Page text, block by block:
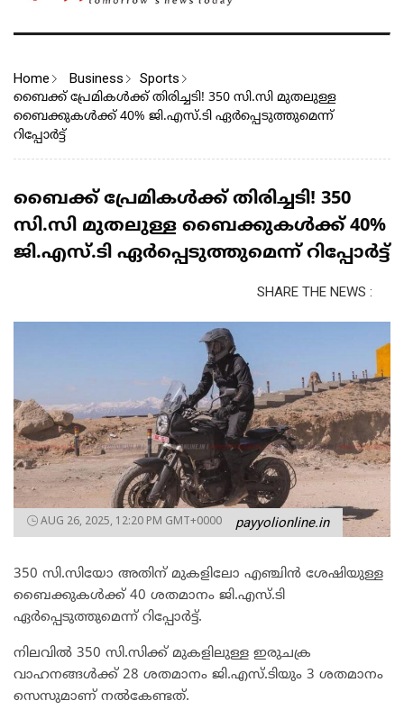
Home Business Sports
ബൈക്ക് പ്രേമികള്‍ക്ക് തിരിച്ചടി! 350 സി.സി മുതലുള്ള
ബൈക്കുകള്‍ക്ക് 40% ജി.എസ്.ടി ഏര്‍പ്പെടുത്തുമെന്ന്
റിപ്പോര്‍ട്ട്
ബൈക്ക് പ്രേമികള്‍ക്ക് തിരിച്ചടി! 350
സി.സി മുതലുള്ള ബൈക്കുകള്‍ക്ക് 40%
ജി.എസ്.ടി ഏര്‍പ്പെടുത്തുമെന്ന് റിപ്പോര്‍ട്ട്
SHARE THE NEWS :
AUG 26, 2025, 12:20 PM GMT+0000 payyolionline.in
350 സി.സിയോ അതിന് മുകളിലോ എഞ്ചിന്‍ ശേഷിയുള്ള
ബൈക്കുകള്‍ക്ക് 40 ശതമാനം ജി.എസ്.ടി
ഏര്‍പ്പെടുത്തുമെന്ന് റിപ്പോര്‍ട്ട്.
നിലവില്‍ 350 സി.സിക്ക് മുകളിലുള്ള ഇരുചക്ര
വാഹനങ്ങള്‍ക്ക് 28 ശതമാനം ജി.എസ്.ടിയും 3 ശതമാനം
സെസുമാണ് നല്‍കേണ്ടത്.